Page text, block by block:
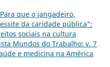
que o jangadeiro,
da caridade pública":
sociais na cultura
Mundos do Trabalho: v. 7
e medicina na América